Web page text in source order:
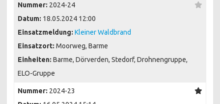
Nummer: 2024-24
Datum: 18.05.2024 12:00
Einsatzmeldung: Kleiner Waldbrand
Einsatzort: Moorweg, Barme
Einheiten: Barme, Dörverden, Stedorf, Drohnengruppe,
ELO-Gruppe
Nummer: 2024-23